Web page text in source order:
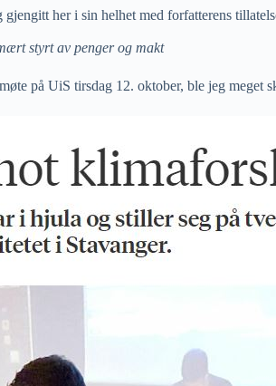
her i sin helhet med forfatterens
styrt av penger og makt
på UiS tirsdag 12. oktober, ble jeg meget